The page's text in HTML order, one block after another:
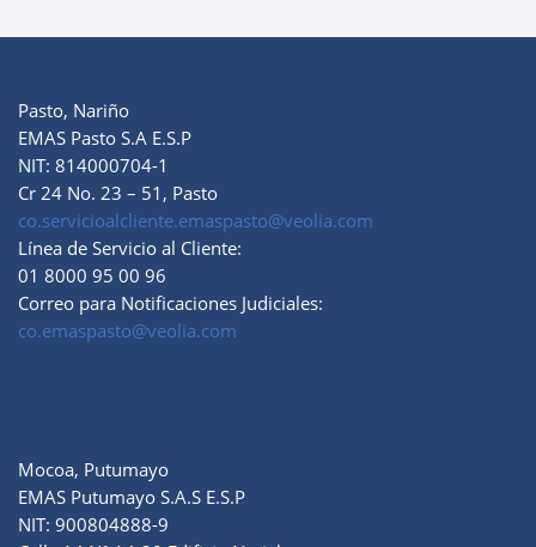
Pasto, Nariño
EMAS Pasto S.A E.S.P
NIT: 814000704-1
Cr 24 No. 23 – 51, Pasto
co.servicioalcliente.emaspasto@veolia.com
Línea de Servicio al Cliente:
01 8000 95 00 96
Correo para Notificaciones Judiciales:
co.emaspasto@veolia.com
Mocoa, Putumayo
EMAS Putumayo S.A.S E.S.P
NIT: 900804888-9